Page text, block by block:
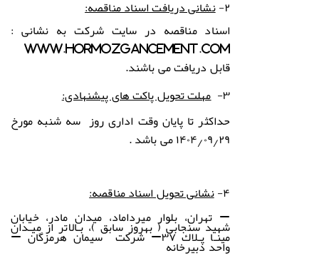
۲-
نشانی دریافت اسناد مناقصه:
اسناد مناقصه در سایت شرکت به نشانی :
www.hormozgancement.com
قابل دریافت می باشند.
۳- مهلت تحویل پاکت های پیشنهادی:
حداکثر تا پایان وقت اداری روز سه شنبه مورخ
۱۴۰۴٫۰۹٫۲۹ می باشد .
۴-
نشانی تحویل اسناد مناقصه:
– تهران، بلوار میرداماد، میدان مادر، خیابان
شهید سنجابی ( بهروز سابق )، بـالاتر از میـدان
مینـا پـلاك ۳۷
–شرکت سیمان هرمزگان –
واحد دبیرخانه